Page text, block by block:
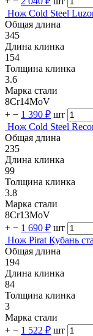
Нож Cold Steel
Общая длина
345
Длина клинка
154
Толщина клинка
3.6
Марка стали
8Cr14MoV
+ − 1 390 ₽ шт
Нож Cold Steel
Общая длина
235
Длина клинка
99
Толщина клинка
3.8
Марка стали
8Cr13MoV
+ − 1 690 ₽ шт
Нож Pirat Кубань
Общая длина
194
Длина клинка
84
Толщина клинка
3
Марка стали
+ − 1 522 ₽ шт